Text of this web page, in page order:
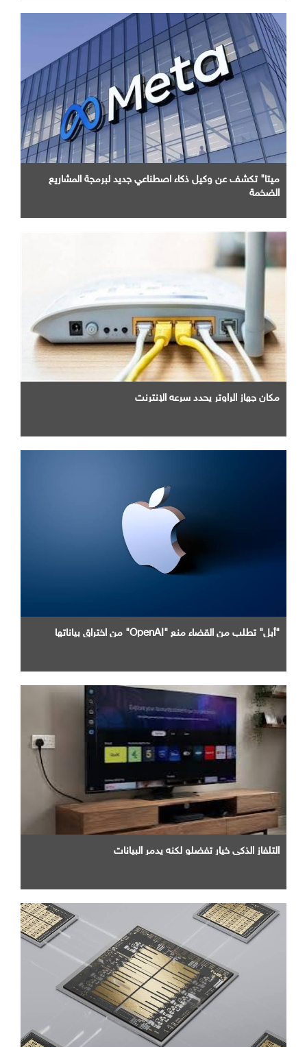
ميتا" تكشف عن وكيل ذكاء اصطناعي جديد لبرمجة المشاريع
الضخمة
مكان جهاز الراوتر يحدد سرعه الإنترنت
"أبل" تطلب من القضاء منع "OpenAI" من اختراق بياناتها
التلفاز الذكي خيار تفضلو لكنه يدمر البيانات